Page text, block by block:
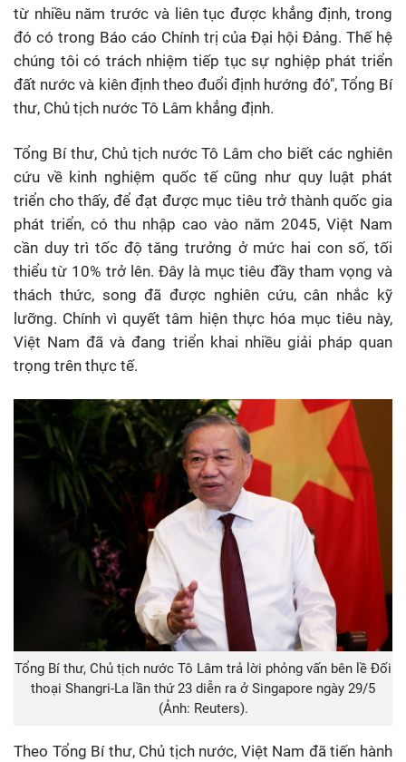
từ nhiều năm trước và liên tục được khẳng định, trong
đó có trong Báo cáo Chính trị của Đại hội Đảng. Thế hệ
chúng tôi có trách nhiệm tiếp tục sự nghiệp phát triển
đất nước và kiên định theo đuổi định hướng đó", Tổng Bí
thư, Chủ tịch nước Tô Lâm khẳng định.
Tổng Bí thư, Chủ tịch nước Tô Lâm cho biết các nghiên
cứu về kinh nghiệm quốc tế cũng như quy luật phát
triển cho thấy, để đạt được mục tiêu trở thành quốc gia
phát triển, có thu nhập cao vào năm 2045, Việt Nam
cần duy trì tốc độ tăng trưởng ở mức hai con số, tối
thiểu từ 10% trở lên. Đây là mục tiêu đầy tham vọng và
thách thức, song đã được nghiên cứu, cân nhắc kỹ
lưỡng. Chính vì quyết tâm hiện thực hóa mục tiêu này,
Việt Nam đã và đang triển khai nhiều giải pháp quan
trọng trên thực tế.
Tổng Bí thư, Chủ tịch nước Tô Lâm trả lời phỏng vấn bên lề Đối
thoại Shangri-La lần thứ 23 diễn ra ở Singapore ngày 29/5
(Ảnh: Reuters).
Theo Tổng Bí thư, Chủ tịch nước, Việt Nam đã tiến hành